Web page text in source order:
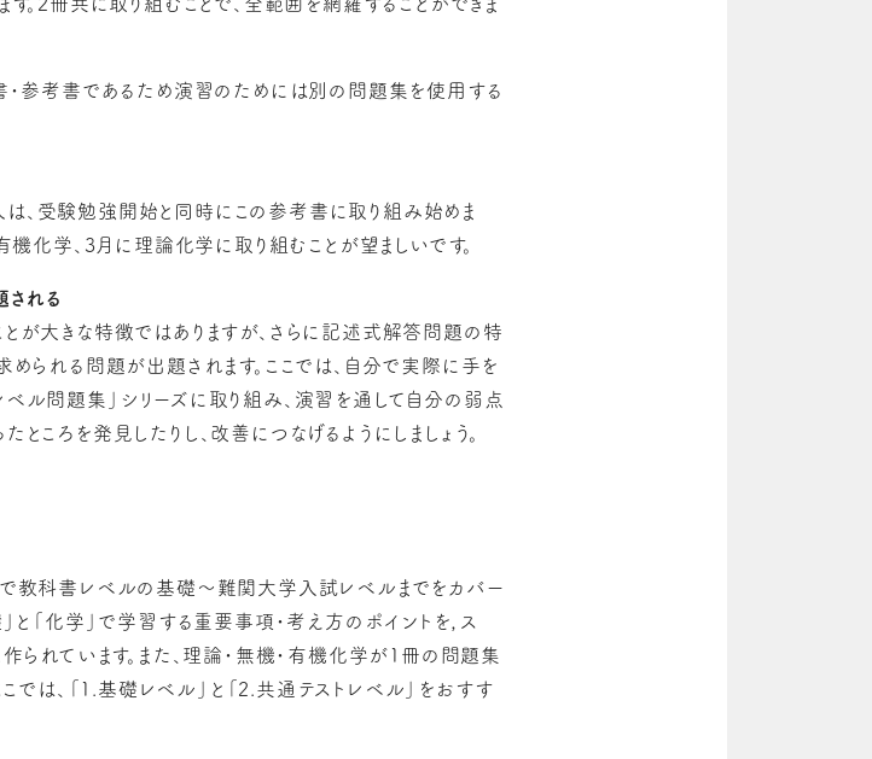
。2冊共に取り組むことで、全範囲を網羅することができま
・参考書であるため演習のためには別の問題集を使用する
、受験勉強開始と同時にこの参考書に取り組み始めま
機化学、3月に理論化学に取り組むことが望ましいです。
れる
が大きな特徴ではありますが、さらに記述式解答問題の特
られる問題が出題されます。ここでは、自分で実際に手を
ベル問題集
」シリーズに取り組み、演習を通して自分の弱点
ころを発見したりし、改善につなげるようにしましょう。
で教科書レベルの基礎～難関大学入試レベルまでをカバー
」と「化学」で学習する重要事項・考え方のポイントを，ス
られています。 また、理論・無機・有機化学が1冊の問題集
では、「1.基礎レベル」と「2.共通テストレベル」をおすす